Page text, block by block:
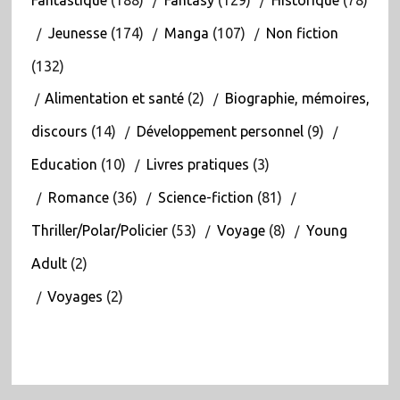
Jeunesse(174) Manga (107) Non fiction
(132)
Alimentation et santé(2) Biographie, mémoires,
discours (14) Développement personnel(9)
Education (10) Livres pratiques (3)
Romance(36) Science-fiction (81)
Thriller/Polar/Policier(53) Voyage(8) Young
Adult(2)
Voyages (2)